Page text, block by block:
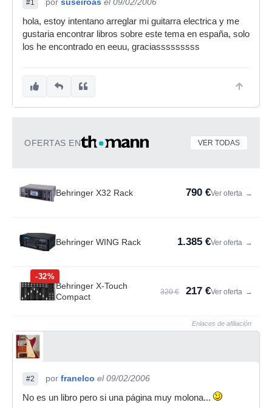
#1
hola, estoy intentano arreglar mi guitarra electrica y me
gustaria encontrar libros sobre este tema en españa, solo
los he encontrado en eeuu, graciasssssssss
OFERTAS EN VER TODAS
Behringer X32 Rack 790 €Ver oferta →
Behringer WING Rack 1.385 €Ver oferta →
-32%
Behringer X-Touch
Compact
320 € 217 €Ver oferta →
Enlaces de afiliación
#2 por franelco el 09/02/2006
No es un libro pero si una página muy molona...